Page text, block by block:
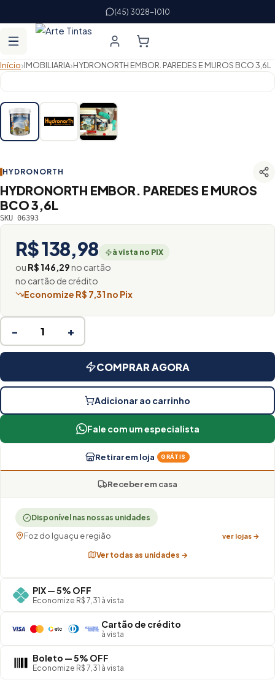
(45) 3028-1010
Início›IMOBILIARIA›HYDRONORTH EMBOR. PAREDES E MUROS BCO 3,6L
HYDRONORTH
HYDRONORTH EMBOR. PAREDES E MUROS
BCO 3,6L
SKU 06393
R$ 138,98 à vista no PIX
ou R$ 146,29no cartão
no cartão de crédito
Economize R$ 7,31 no Pix
− +
COMPRAR AGORA
Adicionar ao carrinho
Fale com um especialista
Retirar em loja GRÁTIS
Receber em casa
Disponível nas nossas unidades
Foz do Iguaçu e região ver lojas →
Ver todas as unidades →
PIX — 5% OFF
Economize R$ 7,31 à vista
Cartão de crédito
à vista
Boleto — 5% OFF
Economize R$ 7,31 à vista